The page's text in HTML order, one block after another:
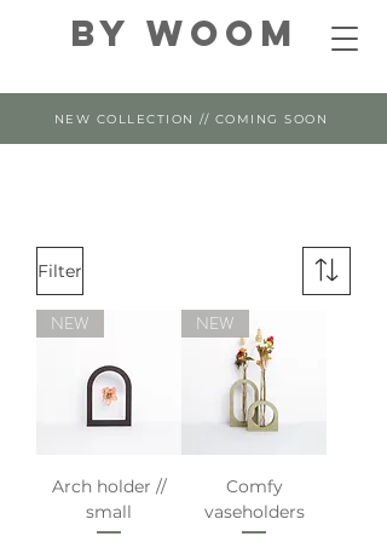
By WOOM
NEW COLLECTION // COMING SOON
Filter
NEW
Arch holder //
small
NEW
Comfy
vaseholders